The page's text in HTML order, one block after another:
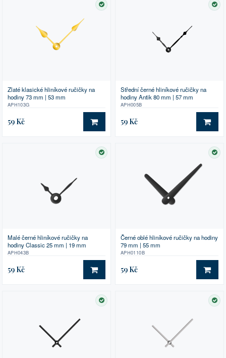
SKLADEM
Zlaté klasické hliníkové ručičky na
hodiny 73 mm | 53 mm
APH103G
59 Kč DO KOŠÍKU
Střední černé hliníkové ručičky na
hodiny Antik 80 mm | 57 mm
APH005B
59 Kč DO
SKLADEM
Malé černé hliníkové ručičky na
hodiny Classic 25 mm | 19 mm
APH043B
59 Kč DO KOŠÍKU
Černé oblé hliníkové ručičky na hodiny
79 mm | 55 mm
APH0110B
59 Kč DO
SKLADEM